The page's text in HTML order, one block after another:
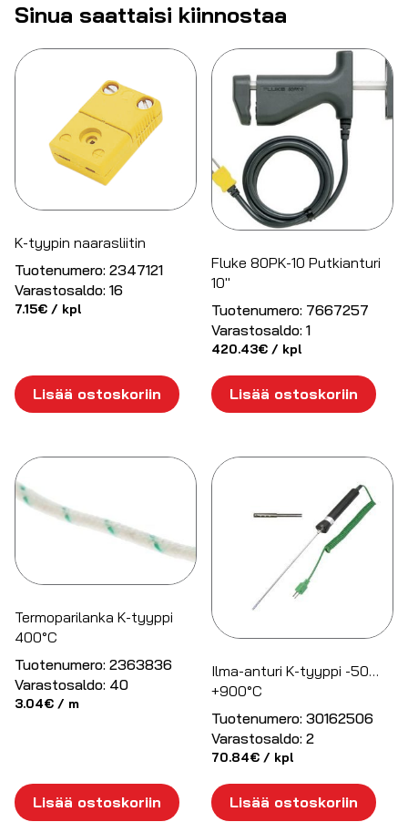
Sinua saattaisi kiinnostaa
K-tyypin naarasliitin
Tuotenumero: 2347121
Varastosaldo: 16
7.15€ / kpl
Lisää ostoskoriin
Fluke 80PK-10 Putkianturi
10″
Tuotenumero: 7667257
Varastosaldo: 1
420.43€ / kpl
Lisää ostoskoriin
Termoparilanka K-tyyppi
400°C
Tuotenumero: 2363836
Varastosaldo: 40
3.04€ / m
Lisää ostoskoriin
Ilma-anturi K-tyyppi -50…
+900°C
Tuotenumero: 30162506
Varastosaldo: 2
70.84€ / kpl
Lisää ostoskoriin